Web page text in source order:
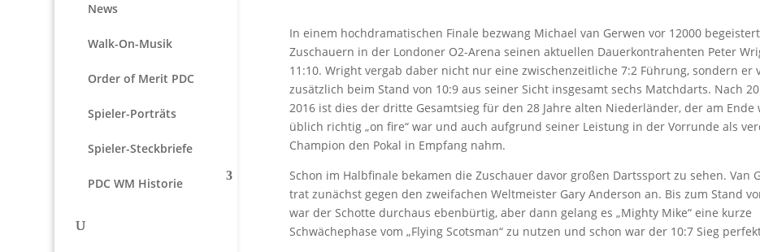
News
Walk-On-Musik
Order of Merit PDC
Spieler-Porträts
Spieler-Steckbriefe
PDC WM Historie
In einem hochdramatischen Finale bezwang Michael van Gerwen vor 12000
Zuschauern in der Londoner O2-Arena seinen aktuellen Dauerkontrahenten Peter
11:10. Wright vergab daber nicht nur eine zwischenzeitliche 7:2 Führung, sondern er
zusätzlich beim Stand von 10:9 aus seiner Sicht insgesamt sechs Matchdarts. Nach
2016 ist dies der dritte Gesamtsieg für den 28 Jahre alten Niederländer, der am Ende
üblich richtig „on fire“ war und auch aufgrund seiner Leistung in der Vorrunde als
Champion den Pokal in Empfang nahm.
Schon im Halbfinale bekamen die Zuschauer davor großen Dartssport zu sehen. Van
trat zunächst gegen den zweifachen Weltmeister Gary Anderson an. Bis zum Stand
war der Schotte durchaus ebenbürtig, aber dann gelang es „Mighty Mike“ eine kurze
Schwächephase vom „Flying Scotsman“ zu nutzen und schon war der 10:7 Sieg